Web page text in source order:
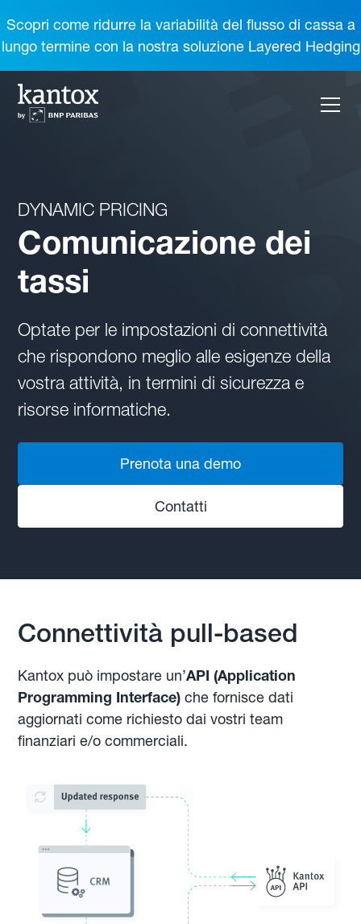
Scopri come ridurre la variabilità del flusso di cassa a
lungo termine con la nostra soluzione Layered Hedging
DYNAMIC PRICING
Comunicazione dei
tassi
Optate per le impostazioni di connettività
che rispondono meglio alle esigenze della
vostra attività, in termini di sicurezza e
risorse informatiche.
Prenota una demo
Contatti
Connettività pull-based
Kantox può impostare un’API (Application
Programming Interface) che fornisce dati
aggiornati come richiesto dai vostri team
finanziari e/o commerciali.